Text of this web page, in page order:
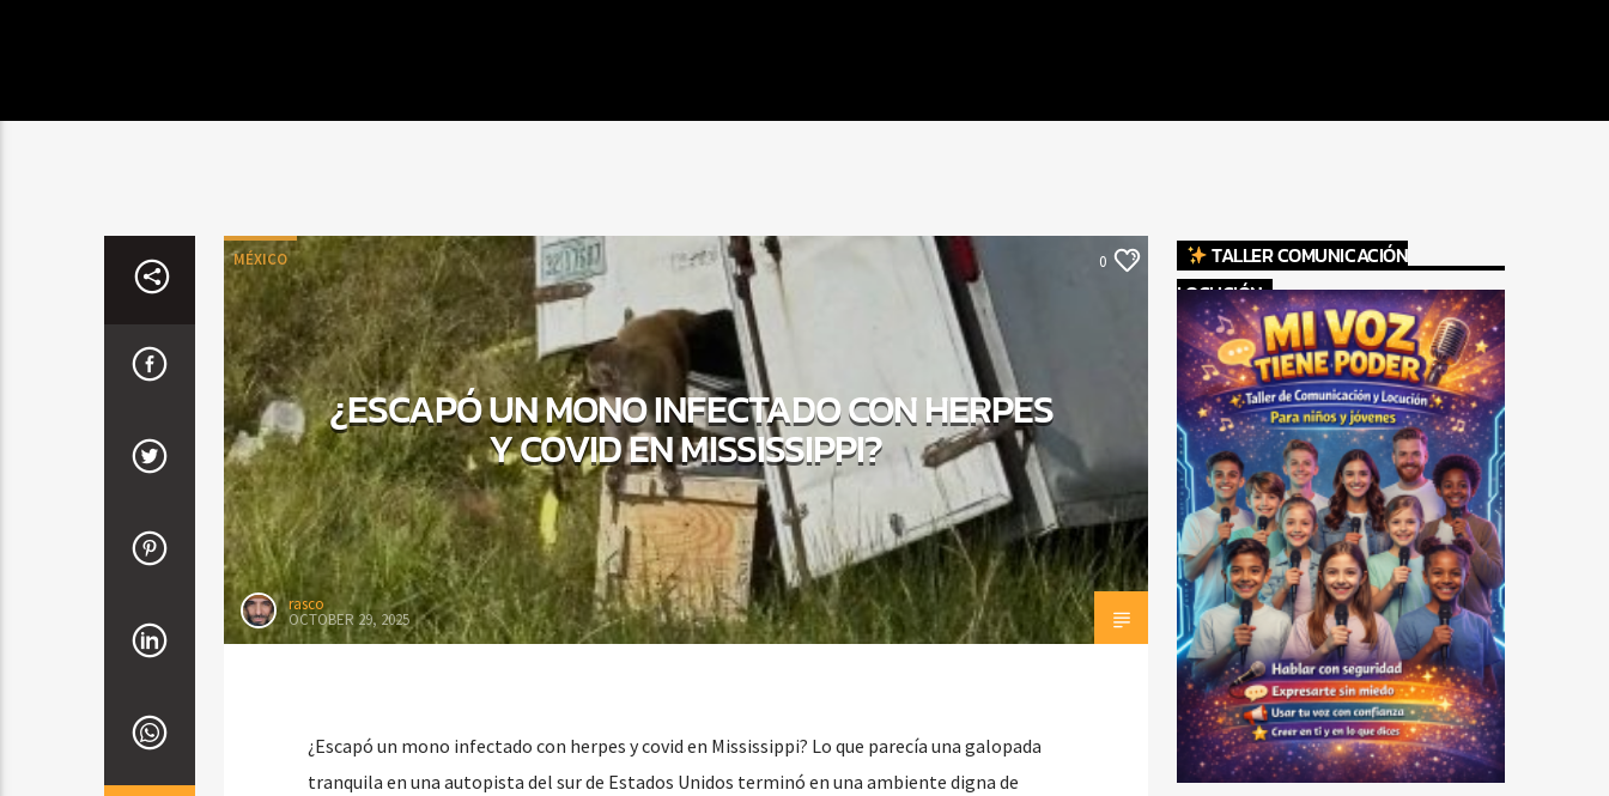
MÉXICO 0
¿ESCAPÓ UN MONO INFECTADO CON HERPES
Y COVID EN MISSISSIPPI?
rasco
OCTOBER 29, 2025
¿Escapó un mono infectado con herpes y covid en Mississippi? Lo que parecía una galopada
tranquila en una autopista del sur de Estados Unidos terminó en una ambiente digna de
TALLER COMUNICACIÓN
LOCUCIÓN